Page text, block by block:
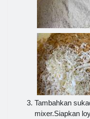
Tambahkan
mixer.Siapkan